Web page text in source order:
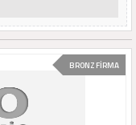
BRONZ FİRMA